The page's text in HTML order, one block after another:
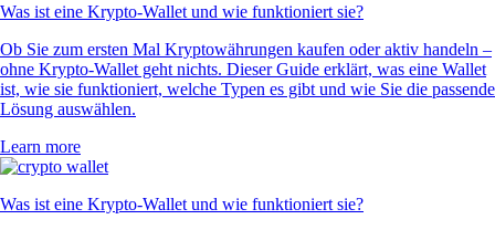
Was ist eine Krypto-Wallet und wie funktioniert sie?
Ob Sie zum ersten Mal Kryptowährungen kaufen oder aktiv handeln –
ohne Krypto-Wallet geht nichts. Dieser Guide erklärt, was eine Wallet
ist, wie sie funktioniert, welche Typen es gibt und wie Sie die passende
Lösung auswählen.
Learn more
Was ist eine Krypto-Wallet und wie funktioniert sie?